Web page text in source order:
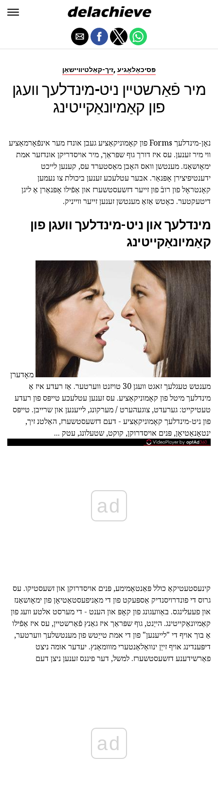
זיך-קאַלטיוויישאַן, פּסיכאָלאָגיע
מיר פֿאַרשטיין ניט-מינדלעך וועגן
פון קאַמיונאַקייטינג
נאָן-מינדלעך Forms פון קאָמוניקאַציע געבן אונדז מער אינפֿאָרמאַציע
ווי מיר זענען. עס איז דורך גוף שפּראַך, מיר אויסדריקן אונדזער אמת
ימאָושאַנז. מענטשן וואס האָבן מאַסטערד עס, קענען לייכט
ידענטיפיצירן אָפּנאַר. אבער עטלעכע זענען ביכולת צו נעמען
קאָנטראָל פון רובֿ פון זייער דזשעסטשערז און אַפֿילו אָפּנאַרן אַ ליגן
דיטעקטער. כאָטש אַזאַ מענטשן זענען זייער ווייניק.
מינדלעך און ניט-מינדלעך וועגן פון
קאַמיונאַקייטינג
מאָדערן
מענטש טעגלעך זאגט וועגן 30 טויזנט ווערטער. אַז רעדע איז אַ
מינדלעך מיטל פון קאָמוניקאַציע. עס זענען עטלעכע טייפּס פון רעדע
טעטיקייט: גערעדט, צוגעהערט / מערקונג, לייענען און שרייבן. טייפּס
פון ניט-מינדלעך קאָמוניקאַציע - דעם דזשעסטשערז, האַלטנ זיך,
ינטאָנאַטיאָן, פּנים אויסדרוקן, קוקט, שטעלונג, עטק ...
ad
קינעסטעטיקאַ כולל פּאַנטאָמימע, פּנים אויסדרוקן און זשעסטיקו. עס
גרוס די פונדרויסנדיק אַספּעקט פון די מאַניפעסטאַטיאָן פון ימאָושאַנז
און פעעלינגס. באַוועגונג פון קאָפּ און הענט - די מערסט אלטע וועג פון
קאַמיונאַקייטינג. הייַנט, גוף שפּראַך איז גאַנץ פֿאַרשטיין, עס איז אַפֿילו
אַ בוך אויף די "לייענען" פון די אמת טייַטש פון מענטשלעך ווערטער,
דיפּענדינג אויף זייַן ינוואַלאַנטערי מווומאַנץ. יעדער אומה ניצט
פאַרשידענע דזשעסטשערז. למשל, דער פיננס זענען ניצן דעם
ad